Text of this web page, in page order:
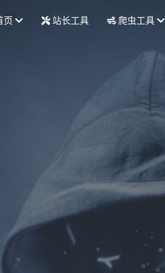
页 站长工具 爬虫工具